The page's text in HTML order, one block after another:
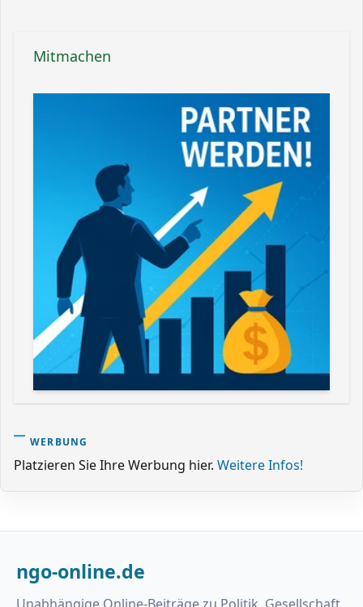
Mitmachen
WERBUNG
Platzieren Sie Ihre Werbung hier. Weitere Infos!
ngo-online.de